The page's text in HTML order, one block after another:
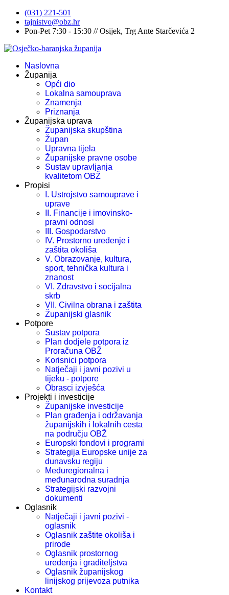
(031) 221-501
tajnistvo@obz.hr
Pon-Pet 7:30 - 15:30 // Osijek, Trg Ante Starčevića 2
Naslovna
Županija
Opći dio
Lokalna samouprava
Znamenja
Priznanja
Županijska uprava
Županijska skupština
Župan
Upravna tijela
Županijske pravne osobe
Sustav upravljanja
kvalitetom OBŽ
Propisi
I. Ustrojstvo samouprave i
uprave
II. Financije i imovinsko-
pravni odnosi
III. Gospodarstvo
IV. Prostorno uređenje i
zaštita okoliša
V. Obrazovanje, kultura,
sport, tehnička kultura i
znanost
VI. Zdravstvo i socijalna
skrb
VII. Civilna obrana i zaštita
Županijski glasnik
Potpore
Sustav potpora
Plan dodjele potpora iz
Proračuna OBŽ
Korisnici potpora
Natječaji i javni pozivi u
tijeku - potpore
Obrasci izvješća
Projekti i investicije
Županijske investicije
Plan građenja i održavanja
županijskih i lokalnih cesta
na području OBŽ
Europski fondovi i programi
Strategija Europske unije za
dunavsku regiju
Međuregionalna i
međunarodna suradnja
Strategijski razvojni
dokumenti
Oglasnik
Natječaji i javni pozivi -
oglasnik
Oglasnik zaštite okoliša i
prirode
Oglasnik prostornog
uređenja i graditeljstva
Oglasnik županijskog
linijskog prijevoza putnika
Kontakt